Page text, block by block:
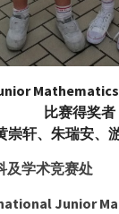
Mathematics
比赛得奖者
崇轩、朱瑞安、
及学术竞赛处
Junior